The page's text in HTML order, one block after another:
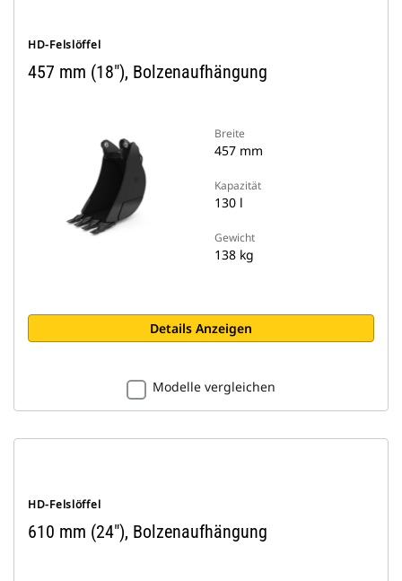
HD-Felslöffel
457 mm (18"), Bolzenaufhängung
Breite
457 mm
Kapazität
130 l
Gewicht
138 kg
Details Anzeigen
Modelle vergleichen
HD-Felslöffel
610 mm (24″), Bolzenaufhängung